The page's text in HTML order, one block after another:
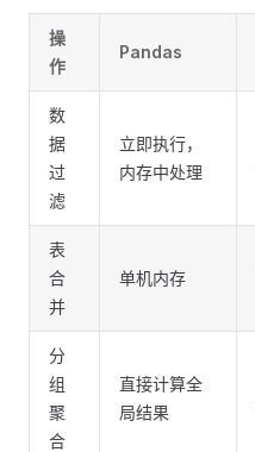
操
作
Pandas
数
据
过
滤
立即执行，
内存中处理
表
合
并
单机内存
分
组
聚
合
直接计算全
局结果